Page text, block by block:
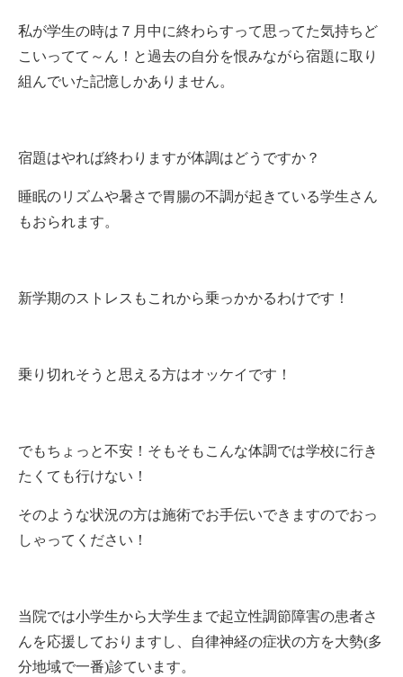
私が学生の時は７月中に終わらすって思ってた気持ちど
こいってて～ん！と過去の自分を恨みながら宿題に取り
組んでいた記憶しかありません。
宿題はやれば終わりますが体調はどうですか？
睡眠のリズムや暑さで胃腸の不調が起きている学生さん
もおられます。
新学期のストレスもこれから乗っかかるわけです！
乗り切れそうと思える方はオッケイです！
でもちょっと不安！そもそもこんな体調では学校に行き
たくても行けない！
そのような状況の方は施術でお手伝いできますのでおっ
しゃってください！
当院では小学生から大学生まで起立性調節障害の患者さ
んを応援しておりますし、自律神経の症状の方を大勢(多
分地域で一番)診ています。